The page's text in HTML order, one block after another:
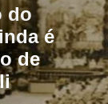
do
é
de